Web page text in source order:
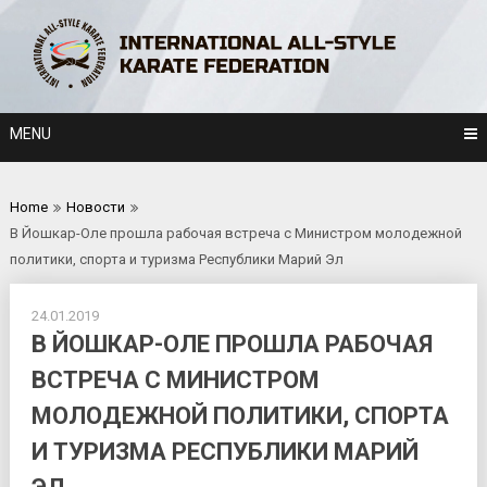
content
MENU
Home
Новости
В Йошкар-Оле прошла рабочая встреча с Министром молодежной
политики, спорта и туризма Республики Марий Эл
24.01.2019
В ЙОШКАР-ОЛЕ ПРОШЛА РАБОЧАЯ
ВСТРЕЧА С МИНИСТРОМ
МОЛОДЕЖНОЙ ПОЛИТИКИ, СПОРТА
И ТУРИЗМА РЕСПУБЛИКИ МАРИЙ